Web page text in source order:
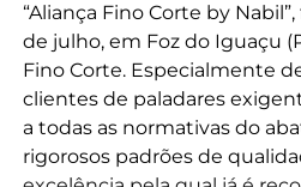
“Aliança Fino Corte by
de julho, em Foz do Iguaçu
Fino Corte. Especialmente
clientes de paladares
a todas as normativas do
rigorosos padrões de